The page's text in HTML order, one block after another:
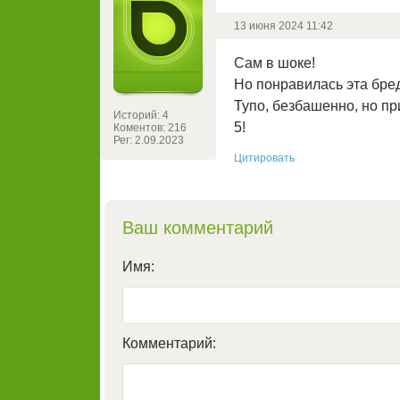
Историй: 4
Коментов: 216
Рег: 2.09.2023
13 июня 2024 11:42
Сам в шоке!
Но понравилась эта
Тупо, безбашенно, но
5!
Цитировать
Ваш комментарий
Имя:
Комментарий: